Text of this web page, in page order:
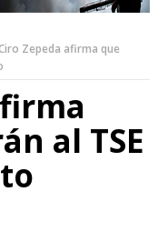
Zepeda afirma que
al TSE